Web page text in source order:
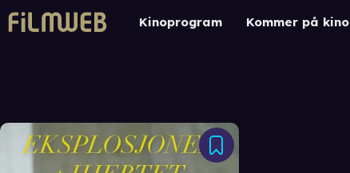
Kinoprogram Kommer på kino